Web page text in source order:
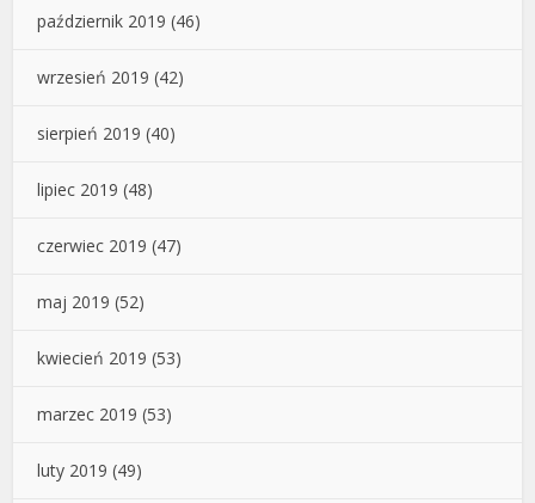
październik 2019 (46)
wrzesień 2019 (42)
sierpień 2019 (40)
lipiec 2019 (48)
czerwiec 2019 (47)
maj 2019 (52)
kwiecień 2019 (53)
marzec 2019 (53)
luty 2019 (49)